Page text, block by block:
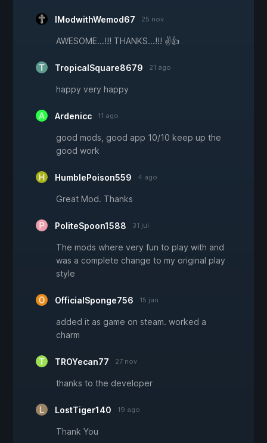
IModwithWemod67 25 nov
AWESOME...!!! THANKS...!!! ✌️👍
TropicalSquare8679 21 ago
happy very happy
Ardenicc 11 ago
good mods, good app 10/10 keep up the
good work
HumblePoison559 4 ago
Great Mod. Thanks
PoliteSpoon1588 31 jul
The mods where very fun to play with and
was a complete change to my original play
style
OfficialSponge756 15 jan
added it as game on steam. worked a
charm
TROYecan77 27 nov
thanks to the developer
LostTiger140 19 ago
Thank You